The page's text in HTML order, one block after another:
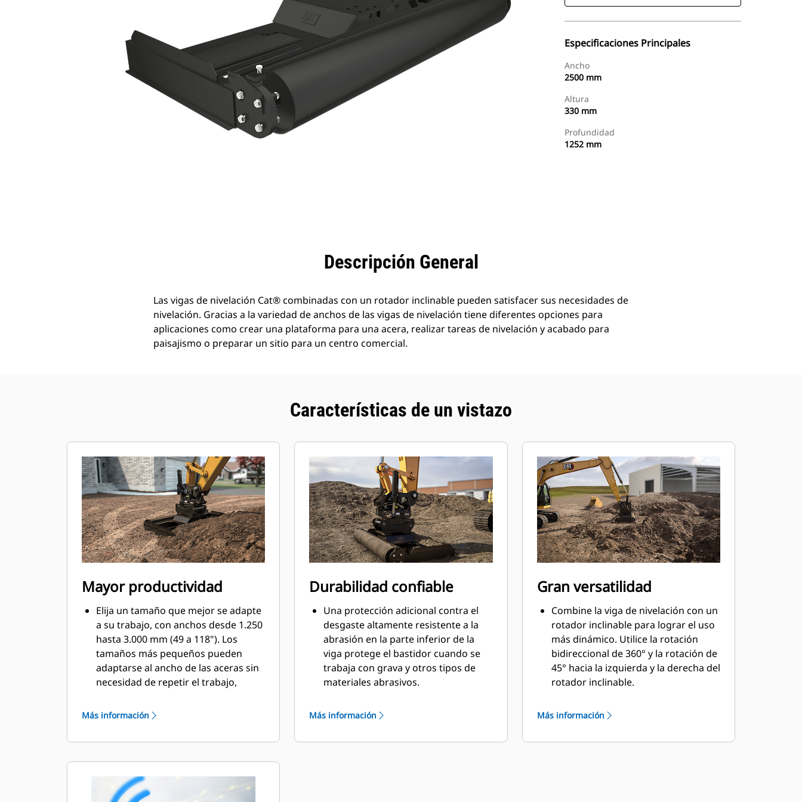
Especificaciones Principales
Ancho
2500 mm
Altura
330 mm
Profundidad
1252 mm
Descripción General
Las vigas de nivelación Cat® combinadas con un rotador inclinable pueden satisfacer sus necesidades de
nivelación. Gracias a la variedad de anchos de las vigas de nivelación tiene diferentes opciones para
aplicaciones como crear una plataforma para una acera, realizar tareas de nivelación y acabado para
paisajismo o preparar un sitio para un centro comercial.
Características de un vistazo
Mayor productividad
Elija un tamaño que mejor se adapte
a su trabajo, con anchos desde 1.250
hasta 3.000 mm (49 a 118"). Los
tamaños más pequeños pueden
adaptarse al ancho de las aceras sin
necesidad de repetir el trabajo,
anchos pueden nivelar áreas más
tiempo.
un rotador inclinable, las vigas de
nivelación son compatibles con la
Más información
Durabilidad confiable
Una protección adicional contra el
desgaste altamente resistente a la
abrasión en la parte inferior de la
viga protege el bastidor cuando se
trabaja con grava y otros tipos de
materiales abrasivos.
aumenta la integridad estructural.
bastidor de servicio pesado mejoran
Más información
Gran versatilidad
Combine la viga de nivelación con un
rotador inclinable para lograr el uso
más dinámico. Utilice la rotación
bidireccional de 360° y la rotación de
45° hacia la izquierda y la derecha del
rotador inclinable.
ambos extremos, al nivel deseado de
material.
Más información